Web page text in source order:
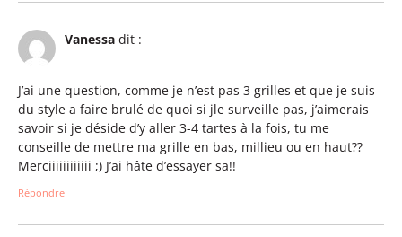
Vanessa dit :
J’ai une question, comme je n’est pas 3 grilles et que je suis
du style a faire brulé de quoi si jle surveille pas, j’aimerais
savoir si je déside d’y aller 3-4 tartes à la fois, tu me
conseille de mettre ma grille en bas, millieu ou en haut??
Merciiiiiiiiiiii ;) J’ai hâte d’essayer sa!!
Répondre